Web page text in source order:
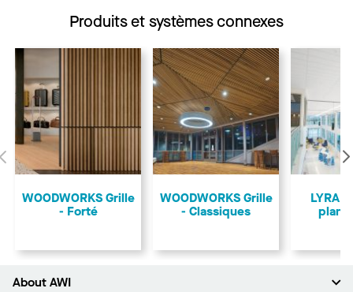
Produits et systèmes connexes
Précédent
WOODWORKS Grille
- Forté
WOODWORKS Grille
- Classiques
LYRA
About AWI